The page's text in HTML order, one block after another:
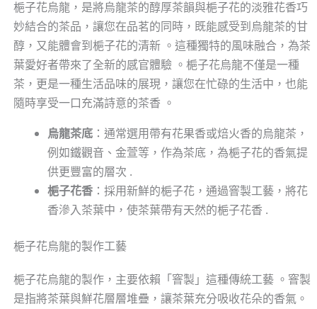
梔子花烏龍，是將烏龍茶的醇厚茶韻與梔子花的淡雅花香巧
妙結合的茶品，讓您在品茗的同時，既能感受到烏龍茶的甘
醇，又能體會到梔子花的清新 。這種獨特的風味融合，為茶
葉愛好者帶來了全新的感官體驗 。梔子花烏龍不僅是一種
茶，更是一種生活品味的展現，讓您在忙碌的生活中，也能
隨時享受一口充滿詩意的茶香 。
烏龍茶底：通常選用帶有花果香或焙火香的烏龍茶，
例如鐵觀音、金萱等，作為茶底，為梔子花的香氣提
供更豐富的層次 .
梔子花香：採用新鮮的梔子花，通過窨製工藝，將花
香滲入茶葉中，使茶葉帶有天然的梔子花香 .
梔子花烏龍的製作工藝
梔子花烏龍的製作，主要依賴「窨製」這種傳統工藝 。窨製
是指將茶葉與鮮花層層堆疊，讓茶葉充分吸收花朵的香氣。